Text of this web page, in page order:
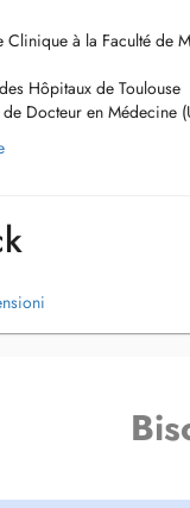
Clinique à la Faculté de
Hôpitaux de Toulouse
Docteur en Médecine